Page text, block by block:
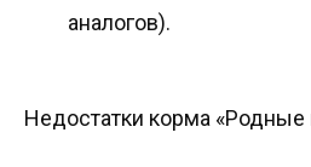
аналогов).
Недостатки корма «Родные